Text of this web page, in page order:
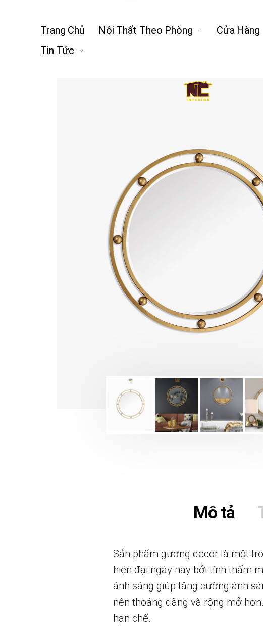
Trang Chủ Nội Thất Theo Phòng
Cửa Hàng
Tin Tức
Mô tả
Sản phẩm gương decor là một
hiện đại ngày nay bởi tính thẩm
ánh sáng giúp tăng cường ánh
nên thoáng đãng và rộng mở
hạn chế.